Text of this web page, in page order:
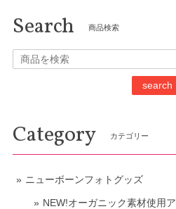
Search 商品検索
search
Category カテゴリー
ニューボーンフォトグッズ
NEW!オーガニック素材使用